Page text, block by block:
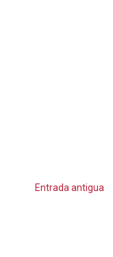
Entrada antigua